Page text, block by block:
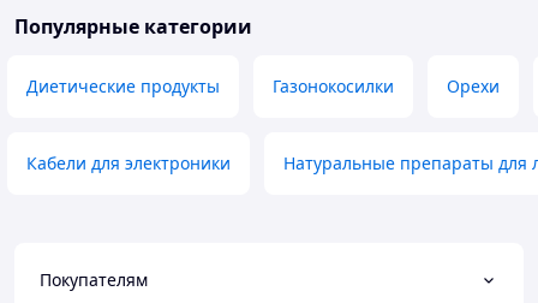
Популярные категории
Диетические продукты Газонокосилки Орехи
Кабели для электроники Натуральные препараты для
Покупателям